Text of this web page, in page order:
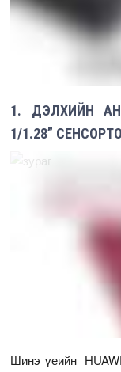
1. ДЭЛХИЙН
1/1.28”
Шинэ үеийн